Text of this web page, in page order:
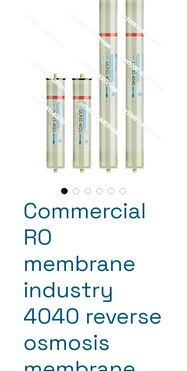
Commercial
RO
membrane
industry
4040 reverse
osmosis